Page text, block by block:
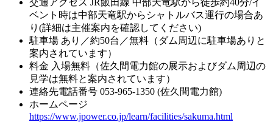
ベント時は中部天竜駅からシャトルバス運行の場合あ
り(詳細は主催案内を確認してください)
駐車場 あり／約50台／無料（ダム周辺に駐車場ありと
案内されています）
料金 入場無料（佐久間電力館の展示およびダム周辺の
見学は無料と案内されています）
連絡先電話番号 053-965-1350 (佐久間電力館)
ホームページ
https://www.jpower.co.jp/learn/facilities/sakuma.html